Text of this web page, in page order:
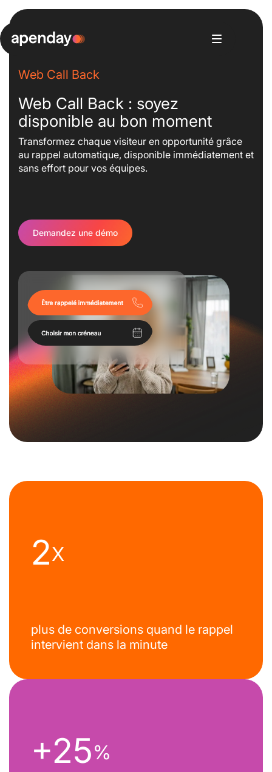
au
contenu
Solutions
Bénéfices
Contact
Planifier une démo
Web Call Back
Web Call Back : soyez
disponible au bon moment
Transformez chaque visiteur en opportunité grâce
au rappel automatique, disponible immédiatement et
sans effort pour vos équipes.
Demandez une démo
2X
plus de conversions quand le rappel
intervient dans la minute
+25%